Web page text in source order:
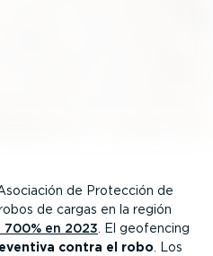
de Protección de
de cargas en la región
en 2023. El geofencing
contra el robo. Los